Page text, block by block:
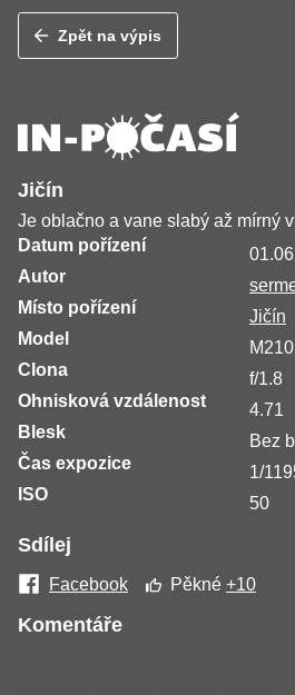
Zpět na výpis
Jičín
Je oblačno a vane slabý až mírný
Datum pořízení
Autor
Místo pořízení
Jičín
Model
Clona
f/1.8
Ohnisková vzdálenost
4.71
Blesk
Bez
Čas expozice
1/
ISO
50
Sdílej
Facebook Pěkné+10
Komentáře